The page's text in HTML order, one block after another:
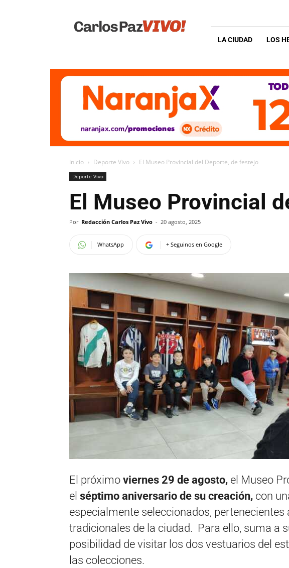
Vivo
LA CIUDAD LOS
Inicio Deporte Vivo El Museo Provincial del Deporte, de festejo
Deporte Vivo
El Museo Provincial
Por Redacción Carlos Paz Vivo - 20 agosto, 2025
WhatsApp + Seguinos en Google
El próximo viernes 29 de agosto, el Museo
el séptimo aniversario de su creación, con
especialmente seleccionados, pertenecientes
tradicionales de la ciudad. Para ello, suma a
posibilidad de visitar los dos vestuarios del
las colecciones.